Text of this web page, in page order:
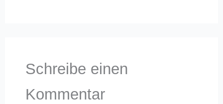
Schreibe einen
Kommentar